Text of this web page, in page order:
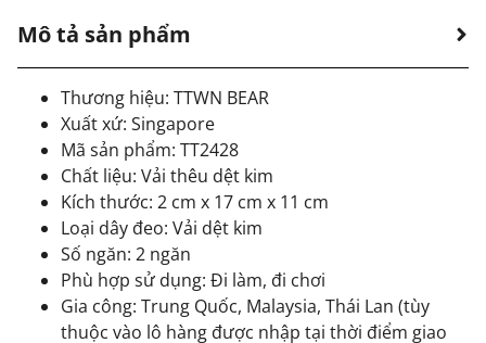
Mô tả sản phẩm
Thương hiệu: TTWN BEAR
Xuất xứ: Singapore
Mã sản phẩm: TT2428
Chất liệu: Vải thêu dệt kim
Kích thước: 2 cm x 17 cm x 11 cm
Loại dây đeo: Vải dệt kim
Số ngăn: 2 ngăn
Phù hợp sử dụng: Đi làm, đi chơi
Gia công: Trung Quốc, Malaysia, Thái Lan (tùy
thuộc vào lô hàng được nhập tại thời điểm giao